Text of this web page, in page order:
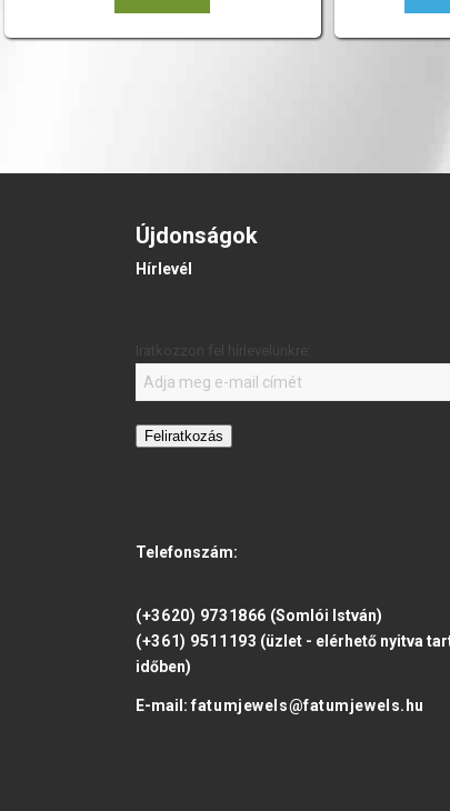
Újdonságok
Hírlevél
Feliratkozás
Telefonszám:
(+3620) 9731866 (Somlói István)
(+361) 9511193 (üzlet - elérhető nyitva
időben)
E-mail:fatumjewels@fatumjewels.hu